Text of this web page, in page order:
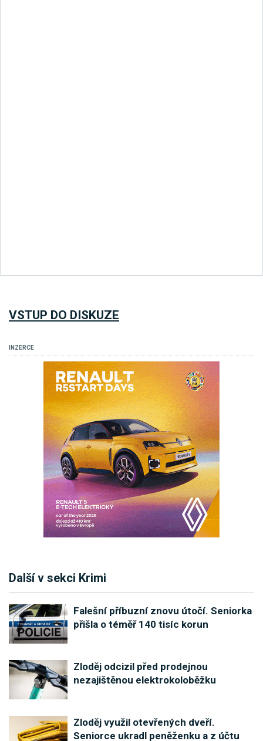
VSTUP DO DISKUZE
INZERCE
Další v sekci Krimi
Falešní příbuzní znovu útočí. Seniorka
přišla o téměř 140 tisíc korun
Zloděj odcizil před prodejnou
nezajištěnou elektrokoloběžku
Zloděj využil otevřených dveří.
Seniorce ukradl peněženku a z účtu